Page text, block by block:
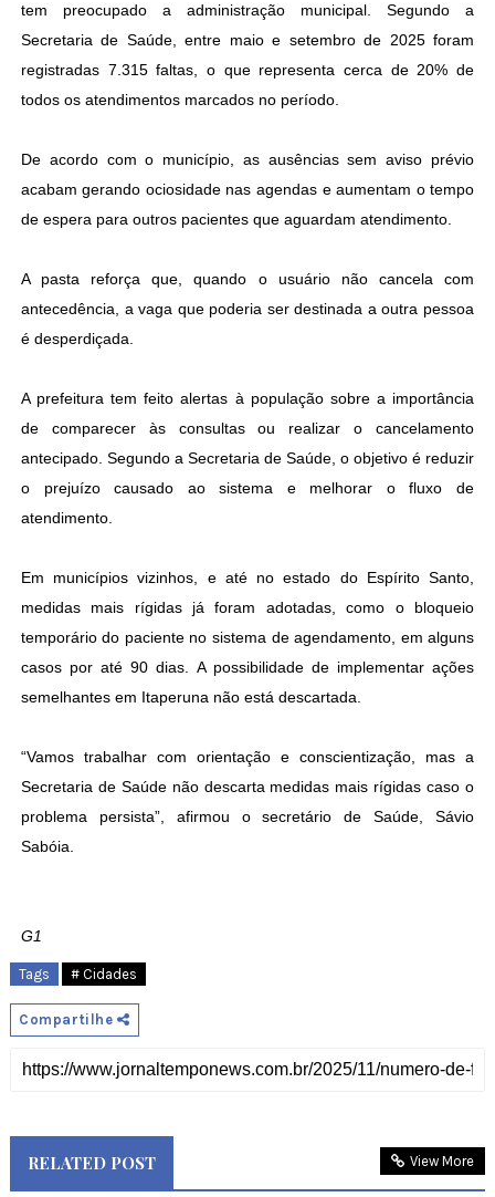
tem preocupado a administração municipal. Segundo a
Secretaria de Saúde, entre maio e setembro de 2025 foram
registradas 7.315 faltas, o que representa cerca de 20% de
todos os atendimentos marcados no período.
De acordo com o município, as ausências sem aviso prévio
acabam gerando ociosidade nas agendas e aumentam o tempo
de espera para outros pacientes que aguardam atendimento.
A pasta reforça que, quando o usuário não cancela com
antecedência, a vaga que poderia ser destinada a outra pessoa
é desperdiçada.
A prefeitura tem feito alertas à população sobre a importância
de comparecer às consultas ou realizar o cancelamento
antecipado. Segundo a Secretaria de Saúde, o objetivo é reduzir
o prejuízo causado ao sistema e melhorar o fluxo de
atendimento.
Em municípios vizinhos, e até no estado do Espírito Santo,
medidas mais rígidas já foram adotadas, como o bloqueio
temporário do paciente no sistema de agendamento, em alguns
casos por até 90 dias. A possibilidade de implementar ações
semelhantes em Itaperuna não está descartada.
“Vamos trabalhar com orientação e conscientização, mas a
Secretaria de Saúde não descarta medidas mais rígidas caso o
problema persista”, afirmou o secretário de Saúde, Sávio
Sabóia.
G1
Tags # Cidades
Compartilhe
RELATED POST View More